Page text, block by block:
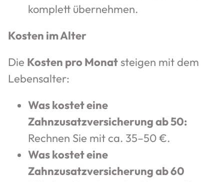
komplett übernehmen.
Kosten im Alter
Die Kosten pro Monatsteigen mit dem
Lebensalter:
Was kostet eine
Zahnzusatzversicherung ab 50:
Rechnen Sie mit ca. 35–50 €.
Was kostet eine
Zahnzusatzversicherung ab 60